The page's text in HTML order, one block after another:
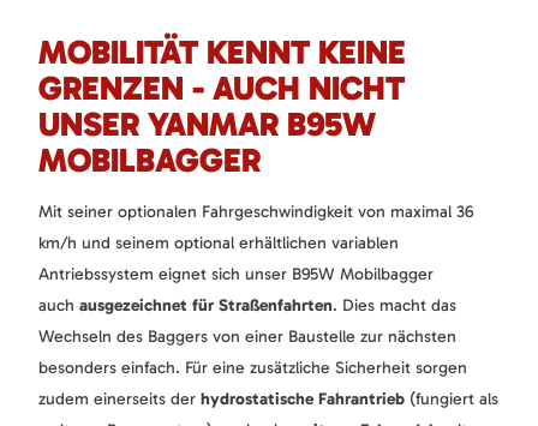
MOBILITÄT KENNT KEINE
GRENZEN - AUCH NICHT
UNSER YANMAR B95W
MOBILBAGGER
Mit seiner optionalen Fahrgeschwindigkeit von maximal 36
km/h und seinem optional erhältlichen variablen
Antriebssystem eignet sich unser B95W Mobilbagger
auch ausgezeichnet für Straßenfahrten. Dies macht das
Wechseln des Baggers von einer Baustelle zur nächsten
besonders einfach. Für eine zusätzliche Sicherheit sorgen
zudem einerseits der hydrostatische Fahrantrieb (fungiert als